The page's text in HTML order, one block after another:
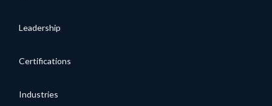
Leadership
Certifications
Industries